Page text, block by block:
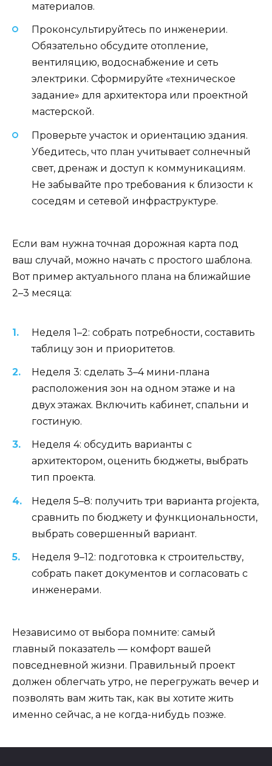
материалов.
Проконсультируйтесь по инженерии.
Обязательно обсудите отопление,
вентиляцию, водоснабжение и сеть
электрики. Сформируйте «техническое
задание» для архитектора или проектной
мастерской.
Проверьте участок и ориентацию здания.
Убедитесь, что план учитывает солнечный
свет, дренаж и доступ к коммуникациям.
Не забывайте про требования к близости к
соседям и сетевой инфраструктуре.
Если вам нужна точная дорожная карта под
ваш случай, можно начать с простого шаблона.
Вот пример актуального плана на ближайшие
2–3 месяца:
Неделя 1–2: собрать потребности, составить
таблицу зон и приоритетов.
Неделя 3: сделать 3–4 мини-плана
расположения зон на одном этаже и на
двух этажах. Включить кабинет, спальни и
гостиную.
Неделя 4: обсудить варианты с
архитектором, оценить бюджеты, выбрать
тип проекта.
Неделя 5–8: получить три варианта projeкта,
сравнить по бюджету и функциональности,
выбрать совершенный вариант.
Неделя 9–12: подготовка к строительству,
собрать пакет документов и согласовать с
инженерами.
Независимо от выбора помните: самый
главный показатель — комфорт вашей
повседневной жизни. Правильный проект
должен облегчать утро, не перегружать вечер и
позволять вам жить так, как вы хотите жить
именно сейчас, а не когда-нибудь позже.